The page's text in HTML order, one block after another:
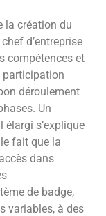
la création du
d’entreprise
compétences et
participation
déroulement
Un
élargi s’explique
fait que la
dans
de badge,
variables, à des